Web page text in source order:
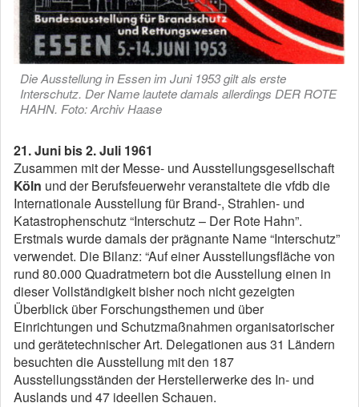
Die Ausstellung in Essen im Juni 1953 gilt als erste
Interschutz. Der Name lautete damals allerdings DER ROTE
HAHN. Foto: Archiv Haase
21. Juni bis 2. Juli 1961
Zusammen mit der Messe- und Ausstellungsgesellschaft
Köln und der Berufsfeuerwehr veranstaltete die vfdb die
Internationale Ausstellung für Brand-, Strahlen- und
Katastrophenschutz “Interschutz – Der Rote Hahn”.
Erstmals wurde damals der prägnante Name “Interschutz”
verwendet. Die Bilanz: “Auf einer Ausstellungsfläche von
rund 80.000 Quadratmetern bot die Ausstellung einen in
dieser Vollständigkeit bisher noch nicht gezeigten
Überblick über Forschungsthemen und über
Einrichtungen und Schutzmaßnahmen organisatorischer
und gerätetechnischer Art. Delegationen aus 31 Ländern
besuchten die Ausstellung mit den 187
Ausstellungsständen der Herstellerwerke des In- und
Auslands und 47 ideellen Schauen.